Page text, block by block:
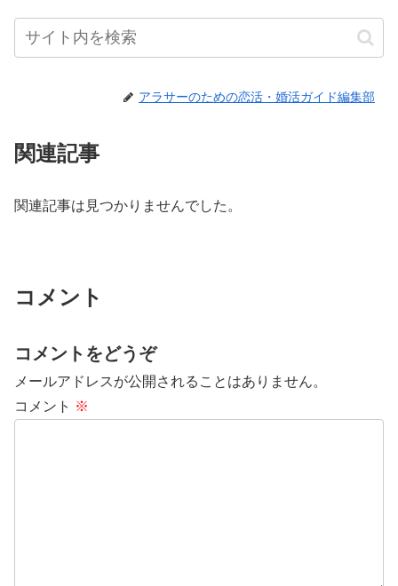
アラサーのための恋活・婚活ガイド編集部
関連記事
関連記事は見つかりませんでした。
コメント
コメントをどうぞ
メールアドレスが公開されることはありません。
コメント ※